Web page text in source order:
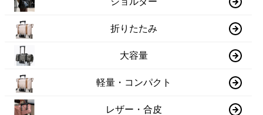
折りたたみ
大容量
軽量・コンパクト
レザー・合皮